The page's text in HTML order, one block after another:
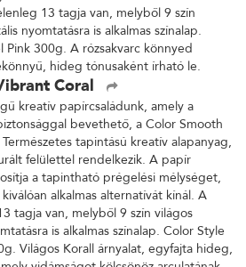
13 tagja van, melyből 9 szín
nyomtatásra is alkalmas színalap.
Pink 300g. A rózsakvarc könnyed
hideg tónusaként írható le.
Coral
kreatív papírcsaládunk, amely a
bevethető, a Color Smooth
tapintású kreatív alapanyag,
felülettel rendelkezik. A papír
a tapintható prégelési mélységet,
alkalmas alternatívát kínál. A
tagja van, melyből 9 szín világos
is alkalmas színalap. Color Style
Világos Korall árnyalat, egyfajta hideg,